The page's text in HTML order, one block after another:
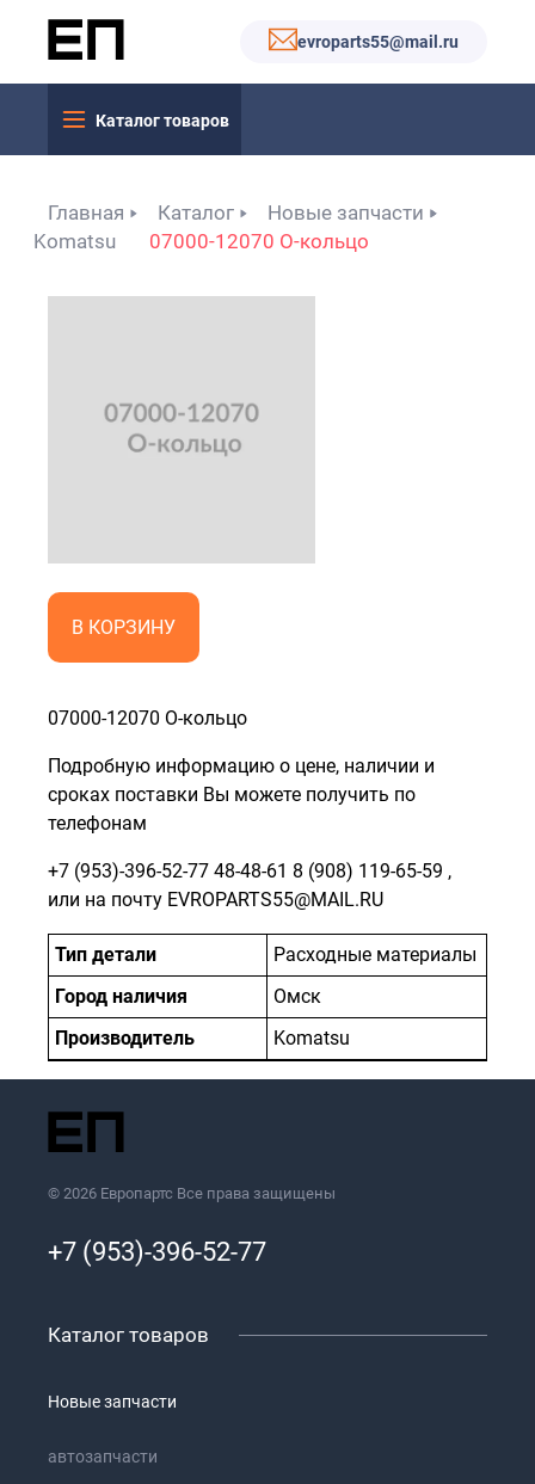
evroparts55@mail.ru
Каталог товаров
Главная Каталог
Новые запчасти
Komatsu
07000-12070 О-кольцо
В КОРЗИНУ
07000-12070 О-кольцо
Подробную информацию о цене, наличии и
сроках поставки Вы можете получить по
телефонам
+7 (953)-396-52-77 48-48-61 8 (908) 119-65-59 ,
или на почту EVROPARTS55@MAIL.RU
Тип детали
Расходные материалы
Город наличия
Омск
Производитель
Komatsu
© 2026 Европартс Все права защищены
+7 (953)-396-52-77
Каталог товаров
Новые запчасти
автозапчасти